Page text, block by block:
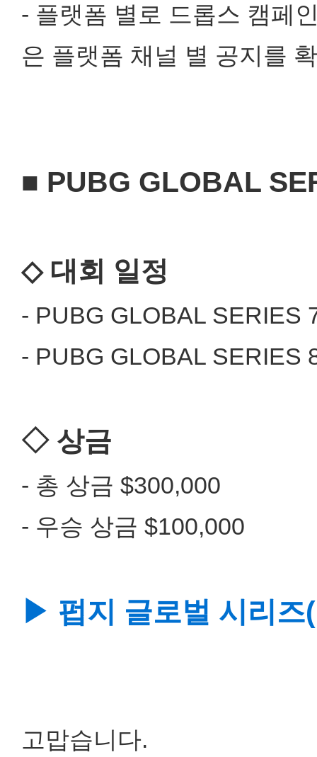
- 플랫폼 별로 드롭스 캠페
은 플랫폼 채널 별 공지를
■ PUBG GLOBAL
◇ 대회 일정
- PUBG GLOBAL SERIES
- PUBG GLOBAL SERIES
◇ 상금
- 총 상금 $300,000
- 우승 상금 $100,000
▶ 펍지 글로벌 시리즈
고맙습니다.